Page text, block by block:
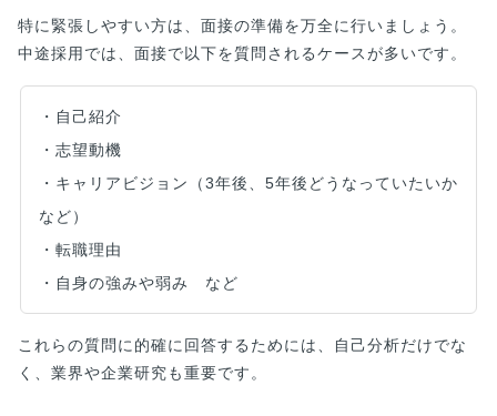
特に緊張しやすい方は、面接の準備を万全に行いましょう。
中途採用では、面接で以下を質問されるケースが多いです。
・自己紹介
・志望動機
・キャリアビジョン（3年後、5年後どうなっていたいか
など）
・転職理由
・自身の強みや弱み など
これらの質問に的確に回答するためには、自己分析だけでな
く、業界や企業研究も重要です。